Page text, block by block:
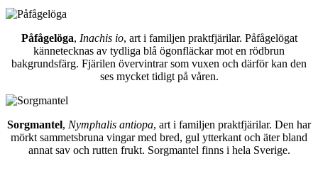
Påfågelöga, Inachis io, art i familjen praktfjärilar. Påfågelögat
kännetecknas av tydliga blå ögonfläckar mot en rödbrun
bakgrundsfärg. Fjärilen övervintrar som vuxen och därför kan den
ses mycket tidigt på våren.
Sorgmantel, Nymphalis antiopa, art i familjen praktfjärilar. Den har
mörkt sammetsbruna vingar med bred, gul ytterkant och äter bland
annat sav och rutten frukt. Sorgmantel finns i hela Sverige.